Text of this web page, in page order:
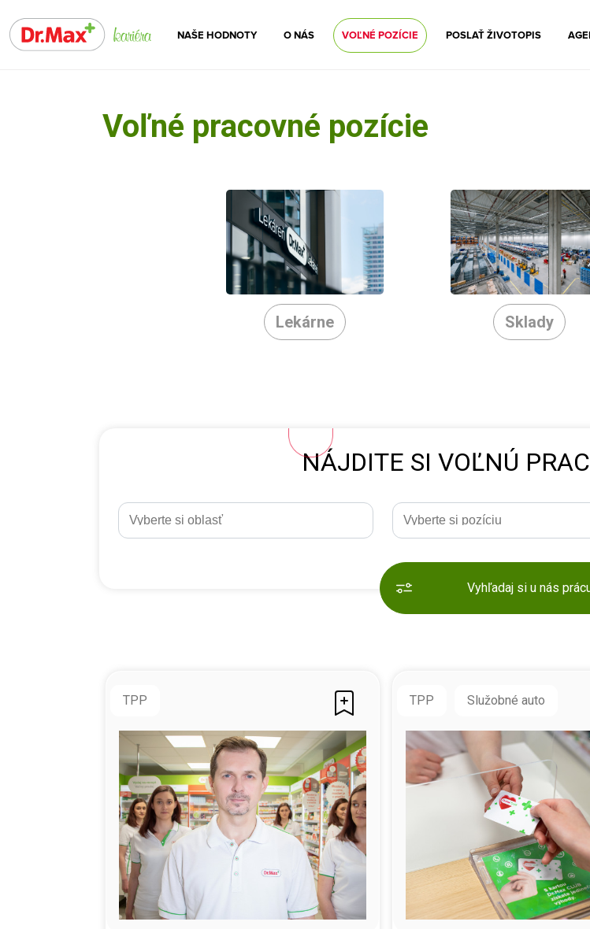
NAŠE HODNOTY O NÁS VOĽNÉ POZÍCIE POSLAŤ ŽIVOTOPIS
Voľné pracovné pozície
Lekárne Sklady
NÁJDITE SI VOĽNÚ
Vyhľadaj si u nás
TPP TPP Služobné auto